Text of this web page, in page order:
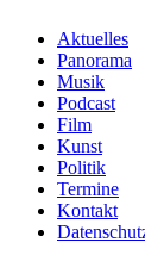
Aktuelles
Panorama
Musik
Podcast
Film
Kunst
Politik
Termine
Kontakt